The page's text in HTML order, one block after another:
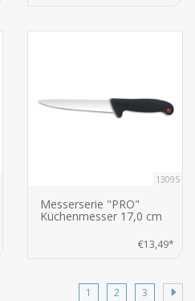
13095
Messerserie "PRO"
Küchenmesser 17,0 cm
€13,49*
1 2 3